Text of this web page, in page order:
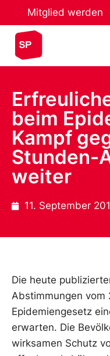
Mitglied werden
beim
Kampf
Stunden-
weiter
11. September
Die heute
Abstimmungen vom
Epidemiengesetz
erwarten. Die
wirksamen Schutz